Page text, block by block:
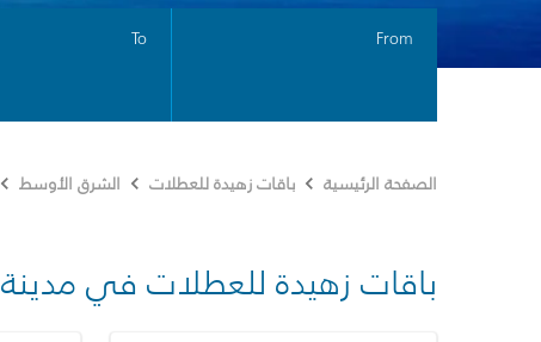
From
To
الصفحة الرئيسية باقات زهيدة للعطلات الشرق الأوسط
باقات زهيدة للعطلات في مدينة